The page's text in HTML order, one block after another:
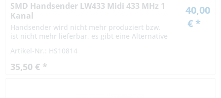
SMD Handsender LW433 Midi 433 MHz 1
Kanal
Handsender wird nicht mehr produziert bzw.
ist nicht mehr lieferbar, es gibt eine Alternative
Artikel-Nr.: HS10814
35,50 € *
40,00
€ *